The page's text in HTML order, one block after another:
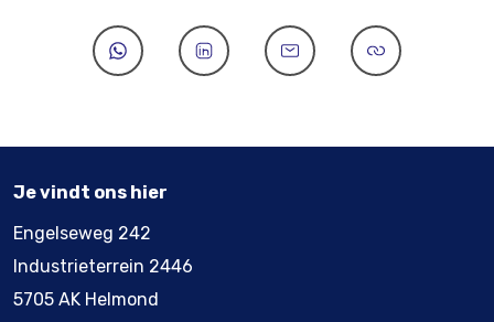
Je vindt ons hier
Engelseweg 242
Industrieterrein 2446
5705 AK Helmond